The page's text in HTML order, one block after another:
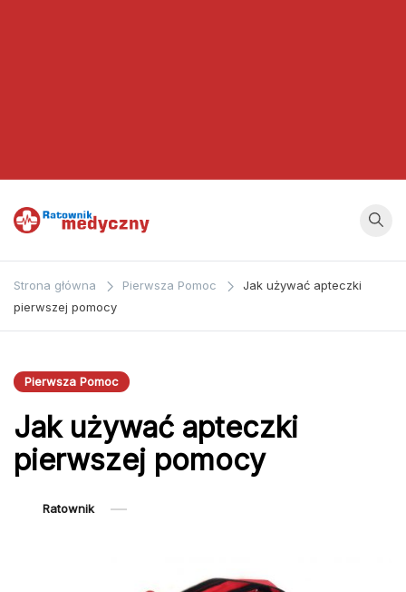
Ratownik
Medyczny
zagadnieniom z
bezpośrednio
medycznego.
Strona główna Pierwsza Pomoc
Jak używać apteczki
pierwszej pomocy
Pierwsza Pomoc
Jak używać apteczki
pierwszej pomocy
Ratownik